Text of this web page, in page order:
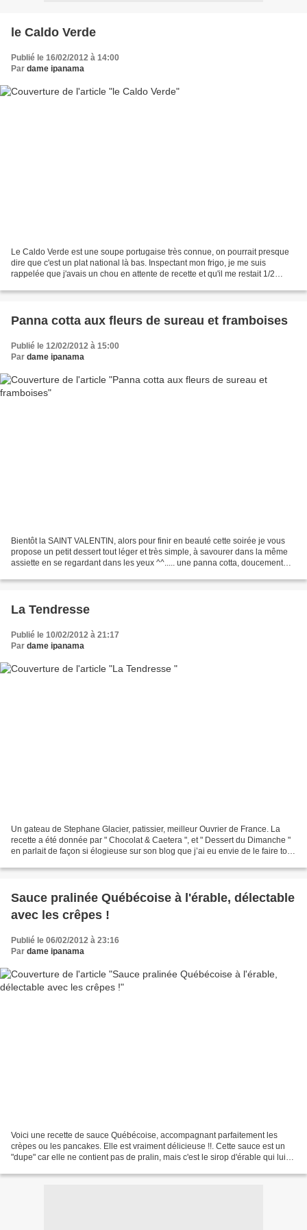
le Caldo Verde
Publié le 16/02/2012 à 14:00
Par dame ipanama
Le Caldo Verde est une soupe portugaise très connue, on pourrait presque
dire que c'est un plat national là bas. Inspectant mon frigo, je me suis
rappelée que j'avais un chou en attente de recette et qu'il me restait 1/2
Panna cotta aux fleurs de sureau et framboises
Publié le 12/02/2012 à 15:00
Par dame ipanama
Bientôt la SAINT VALENTIN, alors pour finir en beauté cette soirée je vous
propose un petit dessert tout léger et très simple, à savourer dans la même
assiette en se regardant dans les yeux ^^..... une panna cotta, doucement
La Tendresse
Publié le 10/02/2012 à 21:17
Par dame ipanama
Un gateau de Stephane Glacier, patissier, meilleur Ouvrier de France. La
recette a été donnée par " Chocolat & Caetera ", et " Dessert du Dimanche "
en parlait de façon si élogieuse sur son blog que j’ai eu envie de le faire tout
Sauce pralinée Québécoise à l'érable, délectable
avec les crêpes !
Publié le 06/02/2012 à 23:16
Par dame ipanama
Voici une recette de sauce Québécoise, accompagnant parfaitement les
crèpes ou les pancakes. Elle est vraiment délicieuse !!. Cette sauce est un
"dupe" car elle ne contient pas de pralin, mais c'est le sirop d'érable qui lui